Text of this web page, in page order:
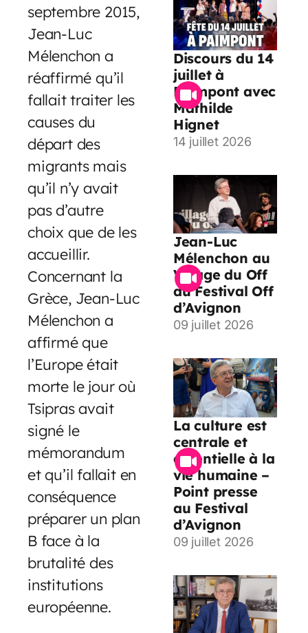
septembre 2015,
Jean-Luc
Mélenchon a
réaffirmé qu’il
fallait traiter les
causes du
départ des
migrants mais
qu’il n’y avait
pas d’autre
choix que de les
accueillir.
Concernant la
Grèce, Jean-Luc
Mélenchon a
affirmé que
l’Europe était
morte le jour où
Tsipras avait
signé le
mémorandum
et qu’il fallait en
conséquence
préparer un plan
B face à la
brutalité des
institutions
européenne.
Discours du 14
juillet à
Paimpont avec
Mathilde
Hignet
14 juillet 2026
Jean-Luc
Mélenchon au
Village du Off
du Festival Off
d’Avignon
09 juillet 2026
La culture est
centrale et
essentielle à la
vie humaine –
Point presse
au Festival
d’Avignon
09 juillet 2026